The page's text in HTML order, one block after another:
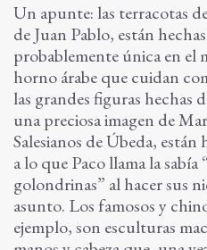
Un apunte: las terracotas
de Juan Pablo, están
probablemente única en el
horno árabe que cuidan
las grandes figuras hechas
una preciosa imagen de
Salesianos de Úbeda,
a lo que Paco llama la sabía
golondrinas” al hacer sus
asunto. Los famosos y
ejemplo, son esculturas